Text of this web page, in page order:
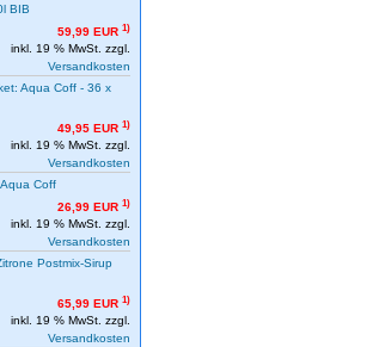
BIB
59,99 EUR 1)
inkl. 19 % MwSt. zzgl.
Versandkosten
Aqua Coff - 36 x
49,95 EUR 1)
inkl. 19 % MwSt. zzgl.
Versandkosten
Coff
26,99 EUR 1)
inkl. 19 % MwSt. zzgl.
Versandkosten
Postmix-Sirup
65,99 EUR 1)
inkl. 19 % MwSt. zzgl.
Versandkosten